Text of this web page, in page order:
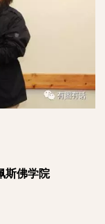
斯佛学院